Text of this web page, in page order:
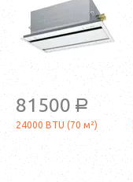
81500 a
24000 BTU (70 м²)